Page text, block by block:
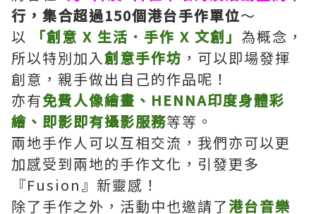
行，集合超過150個港台手作單位～
以
「創意 X 生活．手作 X 文創」 為概念，
所以特別加入創意手作坊 ，可以即場發揮
創意，親手做出自己的作品呢！
亦有免費人像繪畫、HENNA印度身體彩
繪、即影即有攝影服務等等。
兩地手作人可以互相交流，我們亦可以更
加感受到兩地的手作文化，引發更多
『Fusion』新靈感！
除了手作之外，活動中也邀請了港台音樂